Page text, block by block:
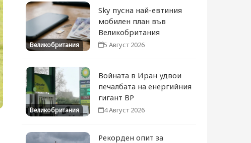
Великобритания
Sky пусна най-евтиния
мобилен план във
Великобритания
5 Август 2026
Великобритания
Войната в Иран удвои
печалбата на енергийния
гигант BP
4 Август 2026
Рекорден опит за